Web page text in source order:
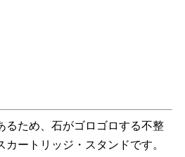
るため、石がゴロゴロする不整
ートリッジ・スタンドです。